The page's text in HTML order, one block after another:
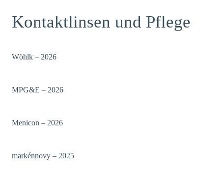
Kontaktlinsen und Pflege
Wöhlk – 2026
MPG&E – 2026
Menicon – 2026
markénnovy – 2025